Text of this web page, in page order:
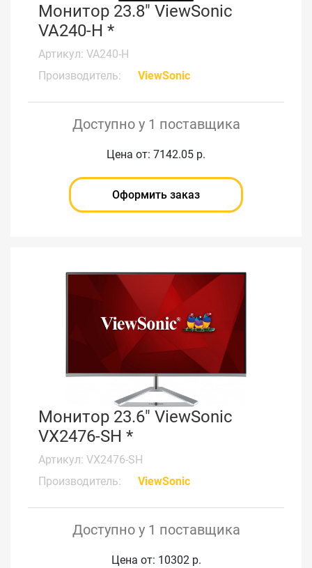
Монитор 23.8" ViewSonic
VA240-H *
Артикул: VA240-H
Производитель:
ViewSonic
Доступно у 1 поставщика
Цена от: 7142.05 р.
Оформить заказ
Монитор 23.6" ViewSonic
VX2476-SH *
Артикул: VX2476-SH
Производитель:
ViewSonic
Доступно у 1 поставщика
Цена от: 10302 р.